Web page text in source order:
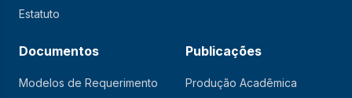
Estatuto
Documentos
Modelos de Requerimento
Publicações
Produção Acadêmica